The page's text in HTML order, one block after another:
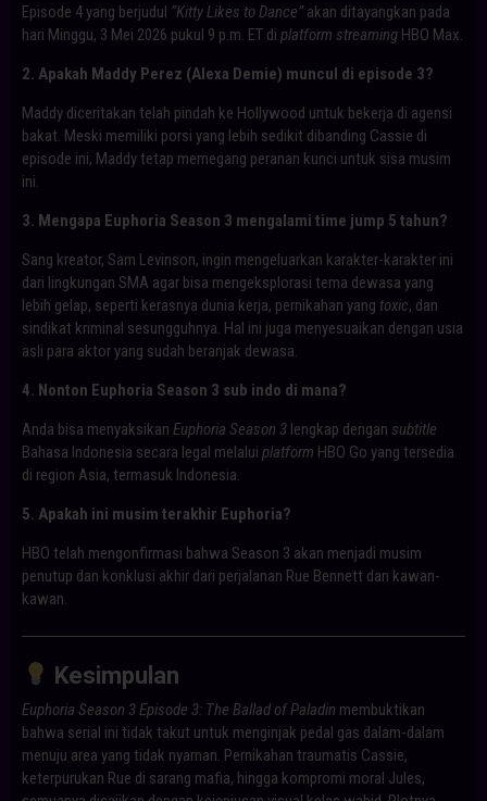
Episode 4 yang berjudul “Kitty Likes to Dance” akan ditayangkan pada
hari Minggu, 3 Mei 2026 pukul 9 p.m. ET di platform streaming HBO Max.
2. Apakah Maddy Perez (Alexa Demie) muncul di episode 3?
Maddy diceritakan telah pindah ke Hollywood untuk bekerja di agensi
bakat. Meski memiliki porsi yang lebih sedikit dibanding Cassie di
episode ini, Maddy tetap memegang peranan kunci untuk sisa musim
ini.
3. Mengapa Euphoria Season 3 mengalami time jump 5 tahun?
Sang kreator, Sam Levinson, ingin mengeluarkan karakter-karakter ini
dari lingkungan SMA agar bisa mengeksplorasi tema dewasa yang
lebih gelap, seperti kerasnya dunia kerja, pernikahan yang toxic, dan
sindikat kriminal sesungguhnya. Hal ini juga menyesuaikan dengan usia
asli para aktor yang sudah beranjak dewasa.
4. Nonton Euphoria Season 3 sub indo di mana?
Anda bisa menyaksikan Euphoria Season 3 lengkap dengan subtitle
Bahasa Indonesia secara legal melalui platform HBO Go yang tersedia
di region Asia, termasuk Indonesia.
5. Apakah ini musim terakhir Euphoria?
HBO telah mengonfirmasi bahwa Season 3 akan menjadi musim
penutup dan konklusi akhir dari perjalanan Rue Bennett dan kawan-
kawan.
Kesimpulan
Euphoria Season 3 Episode 3: The Ballad of Paladin membuktikan
bahwa serial ini tidak takut untuk menginjak pedal gas dalam-dalam
menuju area yang tidak nyaman. Pernikahan traumatis Cassie,
keterpurukan Rue di sarang mafia, hingga kompromi moral Jules,